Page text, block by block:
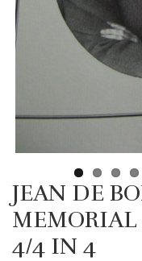
JEAN DE
4/4 IN 4